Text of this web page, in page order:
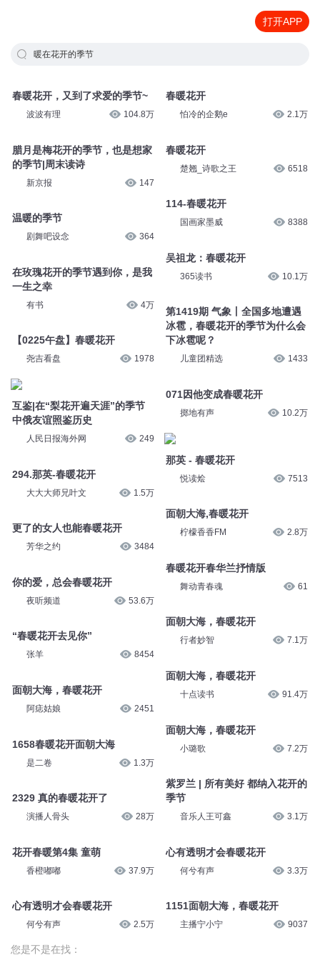
打开APP
暖在花开的季节
春暖花开，又到了求爱的季节~
波波有理 104.8万
腊月是梅花开的季节，也是想家
的季节|周末读诗
新京报 147
温暖的季节
剧舞吧设念 364
在玫瑰花开的季节遇到你，是我
一生之幸
有书 4万
【0225午盘】春暖花开
尧吉看盘 1978
互鉴|在“梨花开遍天涯”的季节
中俄友谊照鉴历史
人民日报海外网 249
294.那英-春暖花开
大大大师兄叶文 1.5万
更了的女人也能春暖花开
芳华之约 3484
你的爱，总会春暖花开
夜听频道 53.6万
“春暖花开去见你”
张羊 8454
面朝大海，春暖花开
阿痣姑娘 2451
1658春暖花开面朝大海
是二卷 1.3万
2329 真的春暖花开了
演播人骨头 28万
花开春暖第4集 童萌
香橙嘟嘟 37.9万
心有透明才会春暖花开
何兮有声 2.5万
春暖花开
怕冷的企鹅e 2.1万
春暖花开
楚翘_诗歌之王 6518
114-春暖花开
国画家墨威 8388
吴祖龙：春暖花开
365读书 10.1万
第1419期 气象丨全国多地遭遇
冰雹，春暖花开的季节为什么会
下冰雹呢？
儿童团精选 1433
071因他变成春暖花开
掷地有声 10.2万
那英 - 春暖花开
悦读烩 7513
面朝大海,春暖花开
柠檬香香FM 2.8万
春暖花开春华兰抒情版
舞动青春魂 61
面朝大海，春暖花开
行者妙智 7.1万
面朝大海，春暖花开
十点读书 91.4万
面朝大海，春暖花开
小璐歌 7.2万
紫罗兰 | 所有美好 都纳入花开的
季节
音乐人王可鑫 3.1万
心有透明才会春暖花开
何兮有声 3.3万
1151面朝大海，春暖花开
主播宁小宁 9037
您是不是在找：